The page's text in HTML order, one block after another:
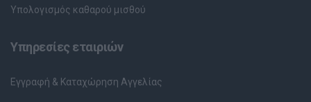
Υπολογισμός καθαρού μισθού
Υπηρεσίες εταιριών
Εγγραφή & Καταχώρηση Αγγελίας